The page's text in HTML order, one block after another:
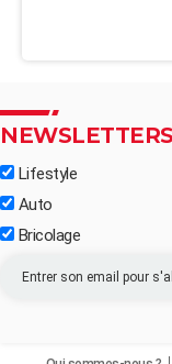
NEWSLETTERS
Lifestyle
Auto
Bricolage